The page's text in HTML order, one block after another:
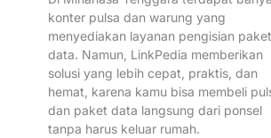
konter pulsa dan warung yang
menyediakan layanan pengisian paket
data. Namun, LinkPedia memberikan
solusi yang lebih cepat, praktis, dan
hemat, karena kamu bisa membeli
dan paket data langsung dari ponsel
tanpa harus keluar rumah.